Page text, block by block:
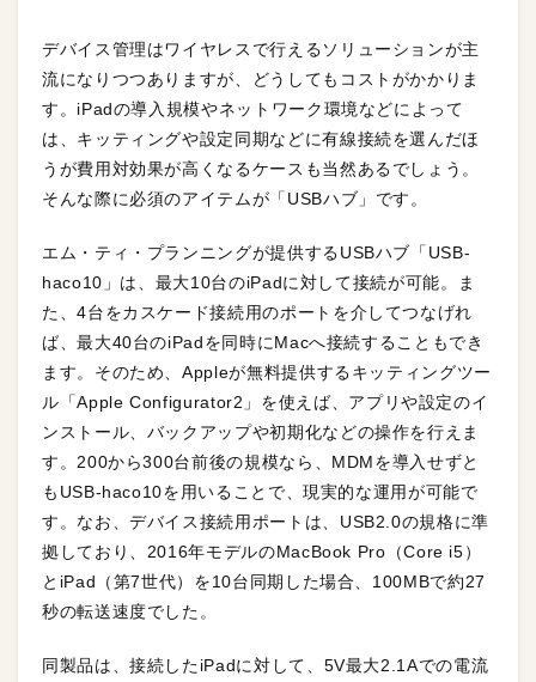
デバイス管理はワイヤレスで行えるソリューションが主
流になりつつありますが、どうしてもコストがかかりま
す。iPadの導入規模やネットワーク環境などによって
は、キッティングや設定同期などに有線接続を選んだほ
うが費用対効果が高くなるケースも当然あるでしょう。
そんな際に必須のアイテムが「USBハブ」です。
エム・ティ・プランニングが提供するUSBハブ「USB-
haco10」は、最大10台のiPadに対して接続が可能。ま
た、4台をカスケード接続用のポートを介してつなげれ
ば、最大40台のiPadを同時にMacへ接続することもでき
ます。そのため、Appleが無料提供するキッティングツー
ル「Apple Configurator2」を使えば、アプリや設定のイ
ンストール、バックアップや初期化などの操作を行えま
す。200から300台前後の規模なら、MDMを導入せずと
もUSB-haco10を用いることで、現実的な運用が可能で
す。なお、デバイス接続用ポートは、USB2.0の規格に準
拠しており、2016年モデルのMacBook Pro（Core i5）
とiPad（第7世代）を10台同期した場合、100MBで約27
秒の転送速度でした。
同製品は、接続したiPadに対して、5V最大2.1Aでの電流